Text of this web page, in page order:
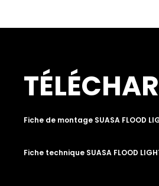
Fiche de montage SUASA FLOOD
Fiche technique SUASA FLOOD